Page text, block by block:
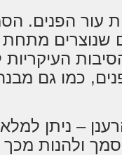
עור הפנים.
שנוצרים מתחת
העיקריות
כמו גם
– ניתן
ולהנות